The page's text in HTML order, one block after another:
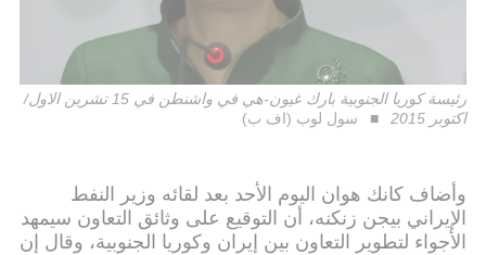
رئيسة كوريا الجنوبية بارك غيون-هي في واشنطن في 15 تشرين الاول/
اكتوبر 2015
سول لوب (اف ب)
وأضاف كانك هوان اليوم الأحد بعد لقائه وزير النفط
الإيراني بيجن زنكنه، أن التوقيع على وثائق التعاون سيمهد
الأجواء لتطوير التعاون بين إيران وكوريا الجنوبية، وقال إن